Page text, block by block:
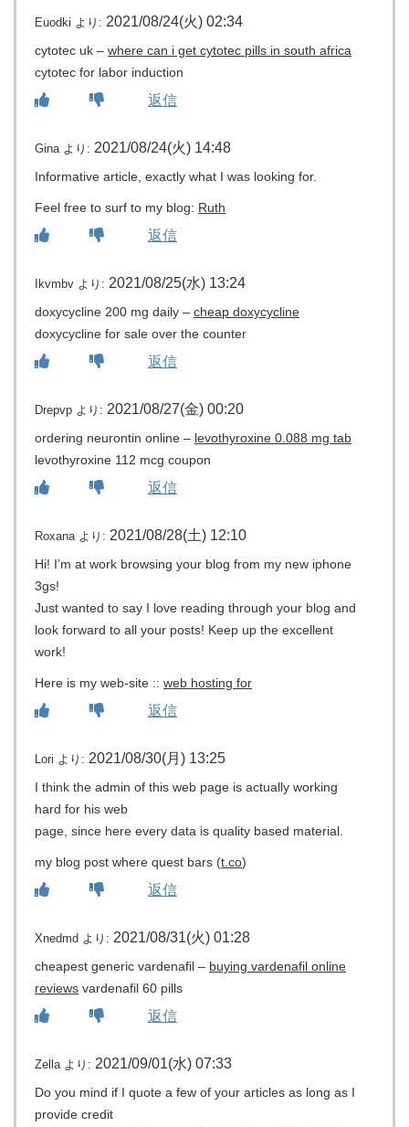
Euodki より: 2021/08/24(火) 02:34
cytotec uk – where can i get cytotec pills in south africa
cytotec for labor induction
返信
Gina より: 2021/08/24(火) 14:48
Informative article, exactly what I was looking for.
Feel free to surf to my blog: Ruth
返信
Ikvmbv より: 2021/08/25(水) 13:24
doxycycline 200 mg daily – cheap doxycycline
doxycycline for sale over the counter
返信
Drepvp より: 2021/08/27(金) 00:20
ordering neurontin online – levothyroxine 0.088 mg tab
levothyroxine 112 mcg coupon
返信
Roxana より: 2021/08/28(土) 12:10
Hi! I’m at work browsing your blog from my new iphone
3gs!
Just wanted to say I love reading through your blog and
look forward to all your posts! Keep up the excellent
work!
Here is my web-site :: web hosting for
返信
Lori より: 2021/08/30(月) 13:25
I think the admin of this web page is actually working
hard for his web
page, since here every data is quality based material.
my blog post where quest bars (t.co)
返信
Xnedmd より: 2021/08/31(火) 01:28
cheapest generic vardenafil – buying vardenafil online
reviews vardenafil 60 pills
返信
Zella より: 2021/09/01(水) 07:33
Do you mind if I quote a few of your articles as long as I
provide credit